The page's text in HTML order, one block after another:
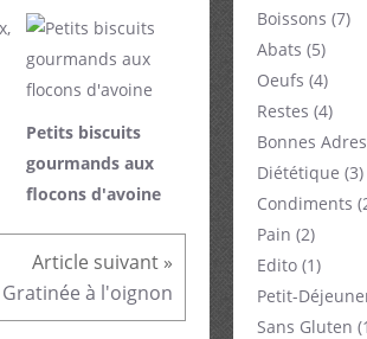
Petits biscuits
gourmands aux
flocons d'avoine
Gratinée à l'oignon
Boissons (7)
Abats (5)
Oeufs (4)
Restes (4)
Bonnes
Diététique (3)
Condiments
Pain (2)
Edito (1)
Petit-
Sans Gluten